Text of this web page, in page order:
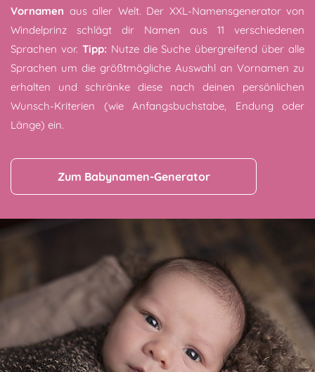
Vornamen aus aller Welt. Der XXL-Namensgenerator von
Windelprinz schlägt dir Namen aus 11 verschiedenen
Sprachen vor. Tipp: Nutze die Suche übergreifend über alle
Sprachen um die größtmögliche Auswahl an Vornamen zu
erhalten und schränke diese nach deinen persönlichen
Wunsch-Kriterien (wie Anfangsbuchstabe, Endung oder
Länge) ein.
Zum Babynamen-Generator